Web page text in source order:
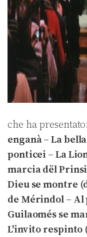
che ha
enganà – La
ponticei – La
marcia dël
Dieu se montre
de Mérindol –
Guilaomés se
L'invito respinto